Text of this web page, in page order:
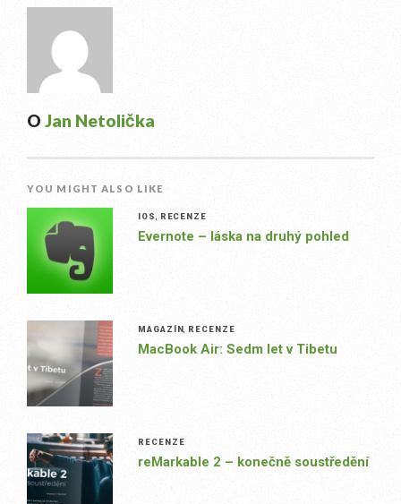
O Jan Netolička
YOU MIGHT ALSO LIKE
IOS RECENZE
Evernote – láska na druhý pohled
MAGAZÍN RECENZE
MacBook Air: Sedm let v Tibetu
RECENZE
reMarkable 2 – konečně soustředění